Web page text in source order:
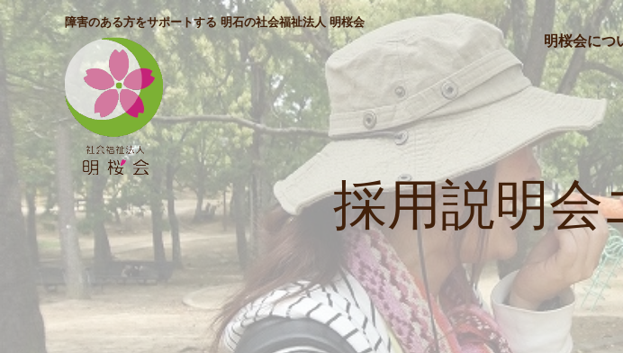
障害のある方をサポートする 明石の社会福祉法人 明桜会
明桜会につ
採用説明会